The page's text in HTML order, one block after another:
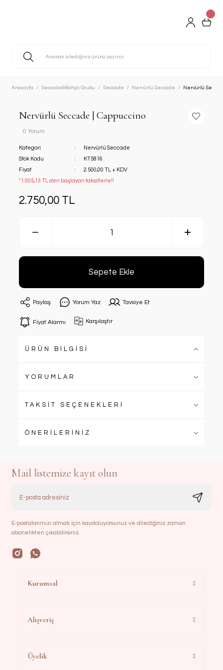
Anasayfa Seccade&Bohça Grubu Seccade Nervürlü Seccade Nervürlü
Nervürlü Seccade | Cappuccino
0 Yorum
Kategori
Nervürlü Seccade
Stok Kodu
KT5816
Fiyat
2.500,00 TL + KDV
*1.005,13 TL den başlayan taksitlerle!!
2.750,00 TL
Sepete Ekle
Paylaş Yorum Yaz Tavsiye Et
Fiyat Alarmı Karşılaştır
ÜRÜN BİLGİSİ
YORUMLAR
TAKSİT SEÇENEKLERİ
ÖNERİLERİNİZ
Mail listemize kayıt olun
E-postalarımızı almak için kaydoluyorsunuz ve dilediğiniz zaman
abonelikten çıkabilirsiniz.
Kurumsal
Alışveriş
Üyelik